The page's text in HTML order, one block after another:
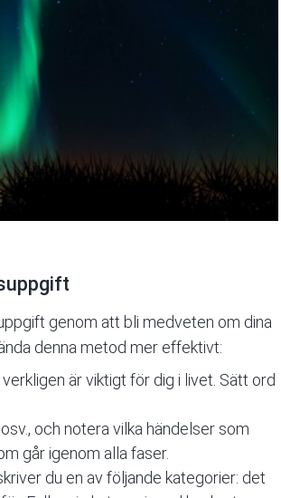
genom att bli medveten om dina
denna metod mer effektivt:
är viktigt för dig i livet. Sätt ord
och notera vilka händelser som
går igenom alla faser.
du en av följande kategorier: det